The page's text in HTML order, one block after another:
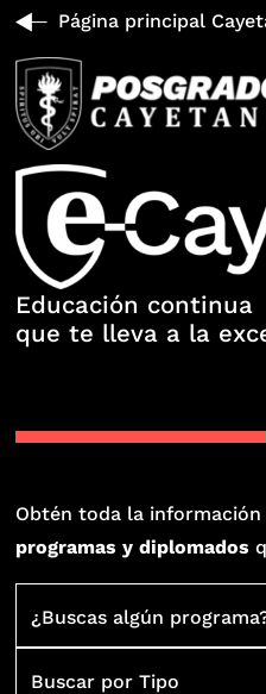
Página principal
Educación continua
que te lleva a la
Obtén toda la
programas y diplomados
¿Buscas algún
Buscar por Tipo